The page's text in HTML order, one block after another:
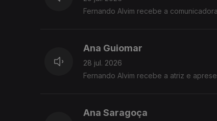
Fernando Alvim recebe a
Ana Guiomar
28 jul. 2026
Fernando Alvim recebe a atriz e
Ana Saragoça